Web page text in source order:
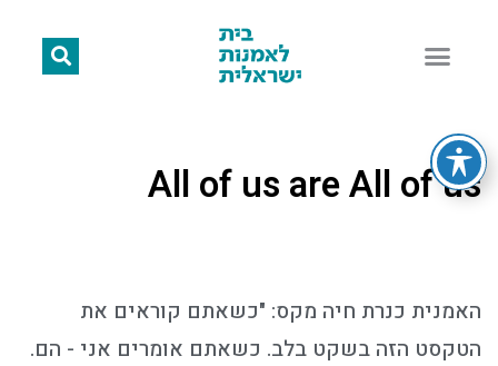
All of us are All of us
האמנית כנרת חיה מקס: "כשאתם קוראים את
הטקסט הזה בשקט בלב. כשאתם אומרים אני - הם.